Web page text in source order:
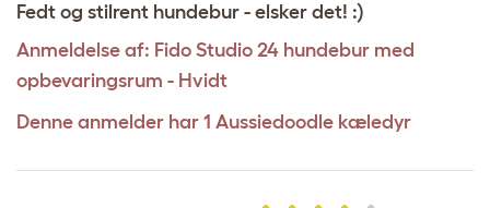
Fedt og stilrent hundebur - elsker det! :)
Anmeldelse af: Fido Studio 24 hundebur med
opbevaringsrum - Hvidt
Denne anmelder har 1 Aussiedoodle kæledyr